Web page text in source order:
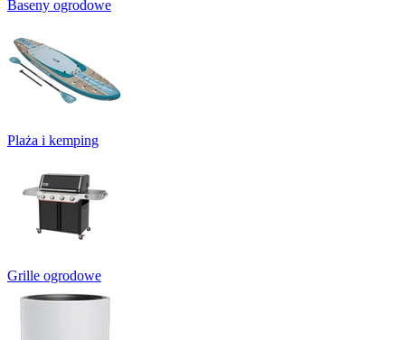
Baseny ogrodowe
Plaża i kemping
Grille ogrodowe